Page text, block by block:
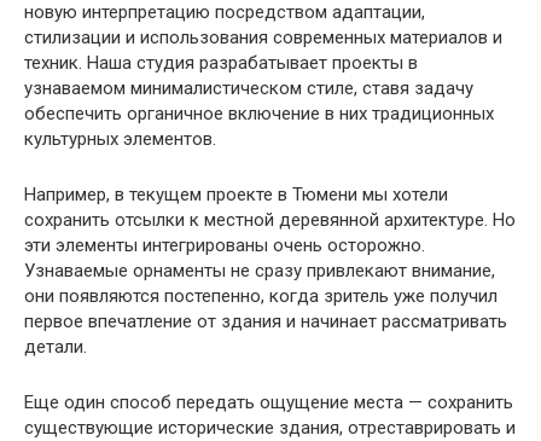
новую интерпретацию посредством адаптации,
стилизации и использования современных материалов и
техник. Наша студия разрабатывает проекты в
узнаваемом минималистическом стиле, ставя задачу
обеспечить органичное включение в них традиционных
культурных элементов.
Например, в текущем проекте в Тюмени мы хотели
сохранить отсылки к местной деревянной архитектуре. Но
эти элементы интегрированы очень осторожно.
Узнаваемые орнаменты не сразу привлекают внимание,
они появляются постепенно, когда зритель уже получил
первое впечатление от здания и начинает рассматривать
детали.
Еще один способ передать ощущение места — сохранить
существующие исторические здания, отреставрировать и